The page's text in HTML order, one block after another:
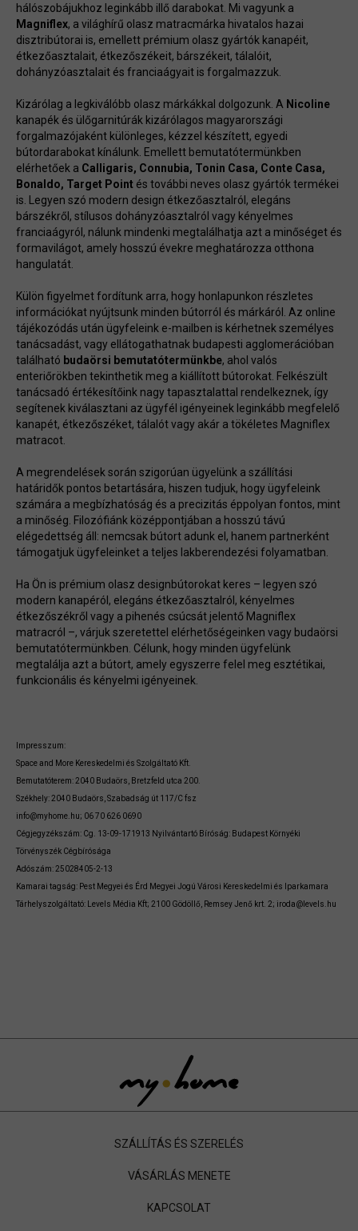
hálószobájukhoz leginkább illő darabokat. Mi vagyunk a
Magniflex, a világhírű olasz matracmárka hivatalos hazai
disztribútorai is, emellett prémium olasz gyártók kanapéit,
étkezőasztalait, étkezőszékeit, bárszékeit, tálalóit,
dohányzóasztalait és franciaágyait is forgalmazzuk.
Kizárólag a legkiválóbb olasz márkákkal dolgozunk. A Nicoline
kanapék és ülőgarnitúrák kizárólagos magyarországi
forgalmazójaként különleges, kézzel készített, egyedi
bútordarabokat kínálunk. Emellett bemutatótermünkben
elérhetőek a Calligaris, Connubia, Tonin Casa, Conte Casa,
Bonaldo, Target Point és további neves olasz gyártók termékei
is. Legyen szó modern design étkezőasztalról, elegáns
bárszékről, stílusos dohányzóasztalról vagy kényelmes
franciaágyról, nálunk mindenki megtalálhatja azt a minőséget és
formavilágot, amely hosszú évekre meghatározza otthona
hangulatát.
Külön figyelmet fordítunk arra, hogy honlapunkon részletes
információkat nyújtsunk minden bútorról és márkáról. Az online
tájékozódás után ügyfeleink e-mailben is kérhetnek személyes
tanácsadást, vagy ellátogathatnak budapesti agglomerációban
található budaörsi bemutatótermünkbe, ahol valós
enteriőrökben tekinthetik meg a kiállított bútorokat. Felkészült
tanácsadó értékesítőink nagy tapasztalattal rendelkeznek, így
segítenek kiválasztani az ügyfél igényeinek leginkább megfelelő
kanapét, étkezőszéket, tálalót vagy akár a tökéletes Magniflex
matracot.
A megrendelések során szigorúan ügyelünk a szállítási
határidők pontos betartására, hiszen tudjuk, hogy ügyfeleink
számára a megbízhatóság és a precizitás éppolyan fontos, mint
a minőség. Filozófiánk középpontjában a hosszú távú
elégedettség áll: nemcsak bútort adunk el, hanem partnerként
támogatjuk ügyfeleinket a teljes lakberendezési folyamatban.
Ha Ön is prémium olasz designbútorokat keres – legyen szó
modern kanapéról, elegáns étkezőasztalról, kényelmes
étkezőszékről vagy a pihenés csúcsát jelentő Magniflex
matracról –, várjuk szeretettel elérhetőségeinken vagy budaörsi
bemutatótermünkben. Célunk, hogy minden ügyfelünk
megtalálja azt a bútort, amely egyszerre felel meg esztétikai,
funkcionális és kényelmi igényeinek.
Impresszum:
Space and More Kereskedelmi és Szolgáltató Kft.
Bemutatóterem: 2040 Budaörs, Bretzfeld utca 200.
Székhely:2040 Budaörs, Szabadság út 117/C fsz
info@myhome.hu; 06 70 626 0690
Cégjegyzékszám: Cg. 13-09-171913 Nyilvántartó Bíróság: Budapest Környéki
Törvényszék Cégbírósága
Adószám: 25028405-2-13
Kamarai tagság: Pest Megyei és Érd Megyei Jogú Városi Kereskedelmi és Iparkamara
Tárhelyszolgáltató: Levels Média Kft; 2100 Gödöllő, Remsey Jenő krt. 2; iroda@levels.hu
SZÁLLÍTÁS ÉS SZERELÉS
VÁSÁRLÁS MENETE
KAPCSOLAT